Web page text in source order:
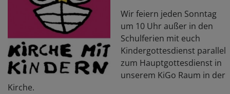
Wir feiern jeden Sonntag
um 10 Uhr außer in den
Schulferien mit euch
Kindergottesdienst parallel
zum Hauptgottesdienst in
unserem KiGo Raum in der
Kirche.